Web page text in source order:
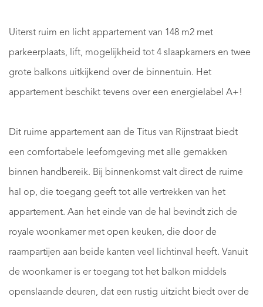
Uiterst ruim en licht appartement van 148 m2 met
parkeerplaats, lift, mogelijkheid tot 4 slaapkamers en twee
grote balkons uitkijkend over de binnentuin. Het
appartement beschikt tevens over een energielabel A+!
Dit ruime appartement aan de Titus van Rijnstraat biedt
een comfortabele leefomgeving met alle gemakken
binnen handbereik. Bij binnenkomst valt direct de ruime
hal op, die toegang geeft tot alle vertrekken van het
appartement. Aan het einde van de hal bevindt zich de
royale woonkamer met open keuken, die door de
raampartijen aan beide kanten veel lichtinval heeft. Vanuit
de woonkamer is er toegang tot het balkon middels
openslaande deuren, dat een rustig uitzicht biedt over de